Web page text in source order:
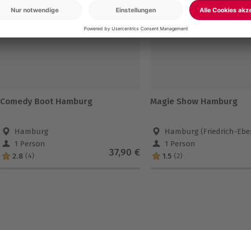
Comedy Boot Hamburg
Hamburg
1 Person
2.8 (4) 37,90 €
Magie Show Hamburg
Hamburg (Friedrich-
1 Person
1.5 (2)